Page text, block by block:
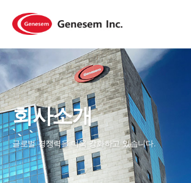
회사소개
글로벌 경쟁력을 더욱 강화하고 있습니다.